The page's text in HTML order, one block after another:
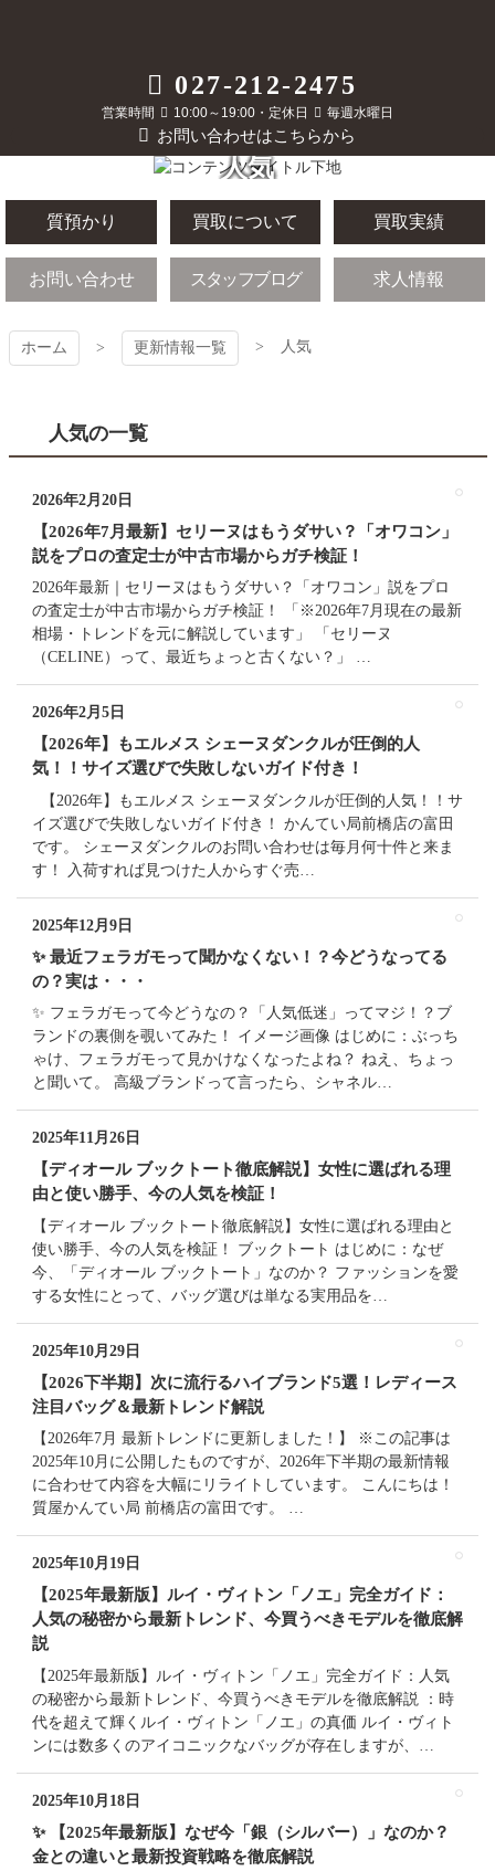
ス
ッ
質屋かんてい局
前橋店
027-212-2475
営業時間 10:00～19:00・定休日 毎週水曜日
お問い合わせはこちらから
人気
質預かり 買取について 買取実績
お問い合わせ スタッフブログ 求人情報
ホーム 更新情報一覧 人気
人気の一覧
2026年2月20日
【2026年7月最新】セリーヌはもうダサい？「オワコン」
説をプロの査定士が中古市場からガチ検証！
2026年最新｜セリーヌはもうダサい？「オワコン」説をプロ
の査定士が中古市場からガチ検証！ 「※2026年7月現在の最新
相場・トレンドを元に解説しています」 「セリーヌ
（CELINE）って、最近ちょっと古くない？」 …
2026年2月5日
【2026年】もエルメス シェーヌダンクルが圧倒的人
気！！サイズ選びで失敗しないガイド付き！
【2026年】もエルメス シェーヌダンクルが圧倒的人気！！サ
イズ選びで失敗しないガイド付き！ かんてい局前橋店の富田
です。 シェーヌダンクルのお問い合わせは毎月何十件と来ま
す！ 入荷すれば見つけた人からすぐ売…
2025年12月9日
✨ 最近フェラガモって聞かなくない！？今どうなってる
の？実は・・・
✨ フェラガモって今どうなの？「人気低迷」ってマジ！？ブ
ランドの裏側を覗いてみた！ イメージ画像 はじめに：ぶっち
ゃけ、フェラガモって見かけなくなったよね？ ねえ、ちょっ
と聞いて。 高級ブランドって言ったら、シャネル…
2025年11月26日
【ディオール ブックトート徹底解説】女性に選ばれる理
由と使い勝手、今の人気を検証！
【ディオール ブックトート徹底解説】女性に選ばれる理由と
使い勝手、今の人気を検証！ ブックトート はじめに：なぜ
今、「ディオール ブックトート」なのか？ ファッションを愛
する女性にとって、バッグ選びは単なる実用品を…
2025年10月29日
【2026下半期】次に流行るハイブランド5選！レディース
注目バッグ＆最新トレンド解説
【2026年7月 最新トレンドに更新しました！】 ※この記事は
2025年10月に公開したものですが、2026年下半期の最新情報
に合わせて内容を大幅にリライトしています。 こんにちは！
質屋かんてい局 前橋店の富田です。 …
2025年10月19日
【2025年最新版】ルイ・ヴィトン「ノエ」完全ガイド：
人気の秘密から最新トレンド、今買うべきモデルを徹底解
説
【2025年最新版】ルイ・ヴィトン「ノエ」完全ガイド：人気
の秘密から最新トレンド、今買うべきモデルを徹底解説 ：時
代を超えて輝くルイ・ヴィトン「ノエ」の真価 ルイ・ヴィト
ンには数多くのアイコニックなバッグが存在しますが、…
2025年10月18日
✨ 【2025年最新版】なぜ今「銀（シルバー）」なのか？
金との違いと最新投資戦略を徹底解説